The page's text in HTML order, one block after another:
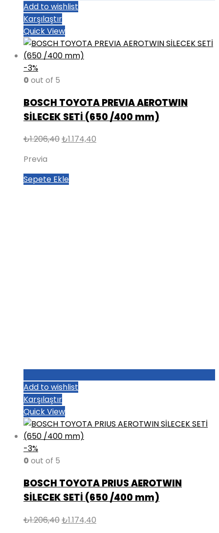
Add to wishlist
Karşılaştır
Quick View
-3%
0 out of 5
BOSCH TOYOTA PREVIA AEROTWIN
SİLECEK SETİ (650 /400 mm)
₺1.206,40Orijinal
₺1.174,40
Previa
Sepete Ekle
Add to wishlist
Karşılaştır
Quick View
-3%
0 out of 5
BOSCH TOYOTA PRIUS AEROTWIN
SİLECEK SETİ (650 /400 mm)
₺1.206,40Orijinal
₺1.174,40